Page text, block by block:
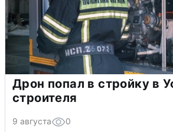
Дрон попал в стройку в
строителя
9 августа 0